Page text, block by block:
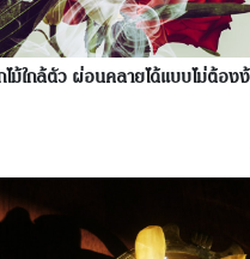
ม้ใกล้ตัว ผ่อนคลายได้แบบไม่ต้อง